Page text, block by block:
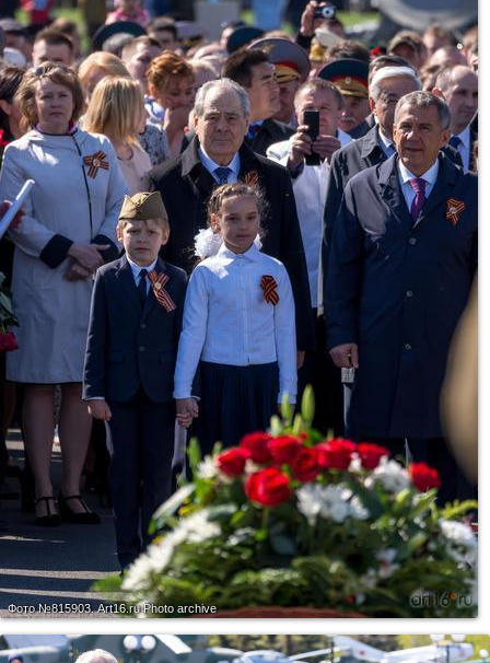
Фото №815903.Art16.ru Photo archive